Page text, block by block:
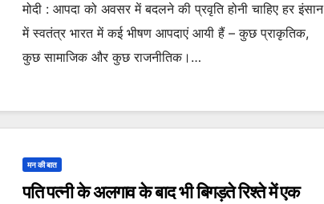
मोदी : आपदा को अवसर में बदलने की प्रवृति होनी चाहिए हर इंसान
में स्वतंत्र भारत में कई भीषण आपदाएं आयी हैं – कुछ प्राकृतिक,
कुछ सामाजिक और कुछ राजनीतिक।…
मन की बात
पति पत्नी के अलगाव के बाद भी बिगड़ते रिश्ते में एक